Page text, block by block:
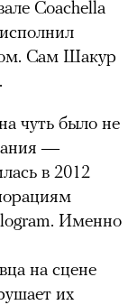
Coachella
Сам Шакур
чуть было не
—
в 2012
Именно
на сцене
их